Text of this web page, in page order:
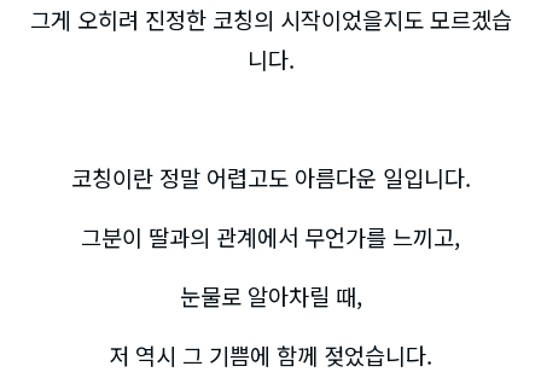
그게 오히려 진정한 코칭의 시작이었을지도 모르겠습
니다.
코칭이란 정말 어렵고도 아름다운 일입니다.
그분이 딸과의 관계에서 무언가를 느끼고,
눈물로 알아차릴 때,
저 역시 그 기쁨에 함께 젖었습니다.